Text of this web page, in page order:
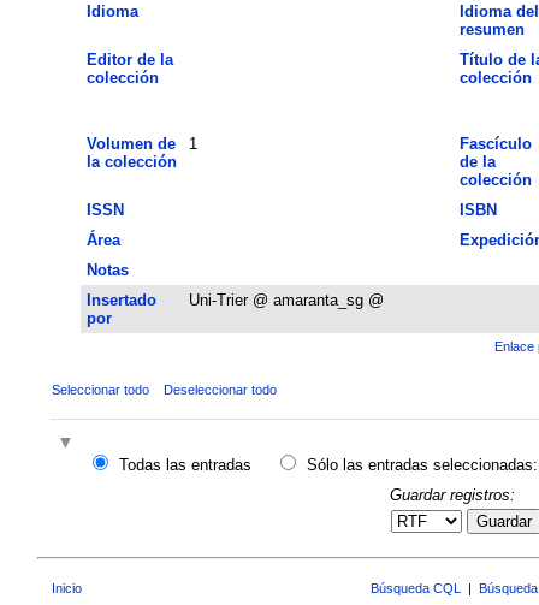
Idioma
Idioma del
resumen
Editor de la
colección
Título de
colección
Volumen de
la colección
1
Fascículo
de la
colección
ISSN
ISBN
Área
Notas
Insertado
por
Uni-Trier @ amaranta_sg @
Enlace
Seleccionar todo Deseleccionar todo
Todas las entradas
Sólo las entradas seleccionadas:
Guardar registros:
Guardar
Inicio Búsqueda CQL